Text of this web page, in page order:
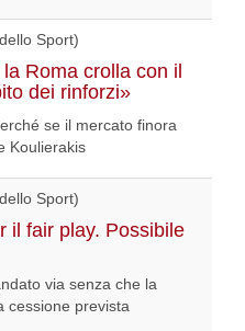
Sport)
Roma crolla con il
dei rinforzi»
se il mercato finora
Koulierakis
Sport)
il fair play. Possibile
via senza che la
cessione prevista